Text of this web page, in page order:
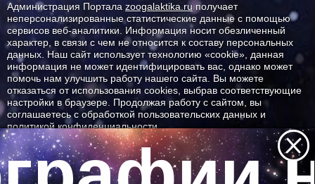
Администрация Портала zoogalaktika.ruполучает
неперсонализированные статистические данные с помощью
сервисов веб-аналитики. Информация носит обезличенный
характер, в связи с чем не относится к составу персональных
данных. Наш сайт использует технологию «cookie», данная
информация не может идентифицировать вас, однако может
помочь нам улучшить работу нашего сайта. Вы можете
отказаться от использования cookies, выбрав соответствующие
настройки в браузере. Продолжая работу с сайтом, вы
соглашаетесь с обработкой пользовательских данных и
политикой конфиденциальности.
ID ресурса: 8805